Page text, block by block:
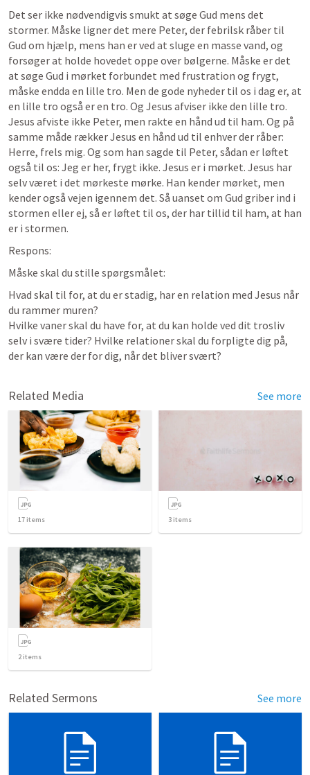
Det ser ikke nødvendigvis smukt at søge Gud mens det
stormer. Måske ligner det mere Peter, der febrilsk råber til
Gud om hjælp, mens han er ved at sluge en masse vand, og
forsøger at holde hovedet oppe over bølgerne. Måske er det
at søge Gud i mørket forbundet med frustration og frygt,
måske endda en lille tro. Men de gode nyheder til os i dag er, at
en lille tro også er en tro. Og Jesus afviser ikke den lille tro.
Jesus afviste ikke Peter, men rakte en hånd ud til ham. Og på
samme måde rækker Jesus en hånd ud til enhver der råber:
Herre, frels mig. Og som han sagde til Peter, sådan er løftet
også til os: Jeg er her, frygt ikke. Jesus er i mørket. Jesus har
selv været i det mørkeste mørke. Han kender mørket, men
kender også vejen igennem det. Så uanset om Gud griber ind i
stormen eller ej, så er løftet til os, der har tillid til ham, at han
er i stormen.
Respons:
Måske skal du stille spørgsmålet:
Hvad skal til for, at du er stadig, har en relation med Jesus når
du rammer muren?
Hvilke vaner skal du have for, at du kan holde ved dit trosliv
selv i svære tider? Hvilke relationer skal du forpligte dig på,
der kan være der for dig, når det bliver svært?
Related Media See more
17 items 3 items
2items
Related Sermons See more